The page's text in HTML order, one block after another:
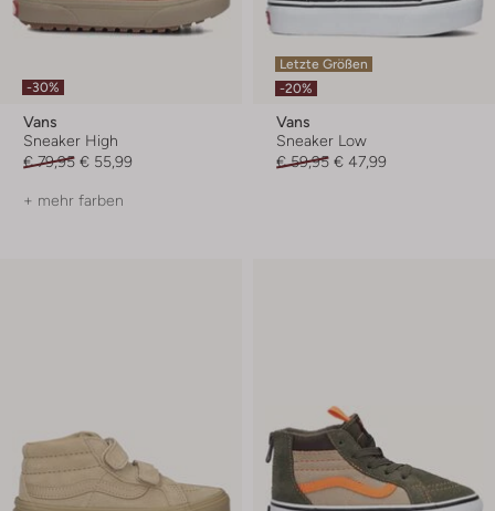
-30%
Vans
Sneaker High
€ 79,95 € 55,99
+ mehr farben
Letzte Größen
-20%
Vans
Sneaker Low
€ 59,95 € 47,99